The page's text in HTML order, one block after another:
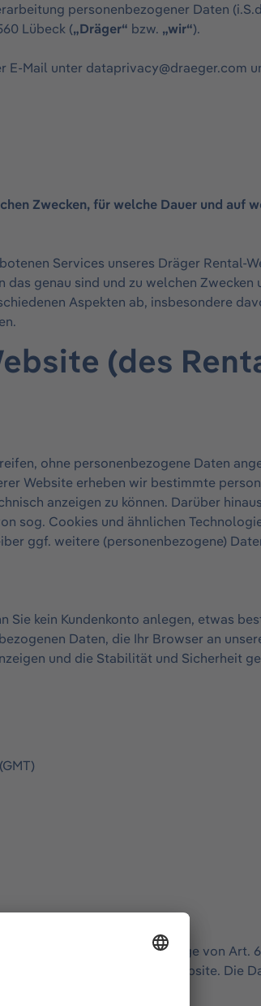
personenbezogener Daten
Lübeck („Dräger“ bzw. „wir“).
E-Mail unter dataprivacy@draeger.com
Zwecken, für welche Dauer und auf
Services unseres Dräger Rental-
genau sind und zu welchen Zwecken
Aspekten ab, insbesondere
(des
ohne personenbezogene Daten
Website erheben wir bestimmte
anzeigen zu können. Darüber
sog. Cookies und ähnlichen
ggf. weitere (personenbezogene)
Sie kein Kundenkonto anlegen, etwas
Daten, die Ihr Browser an
und die Stabilität und Sicherheit
Union – auf Grundlage von Art.
Betrieb unserer Website. Die
gelöscht.